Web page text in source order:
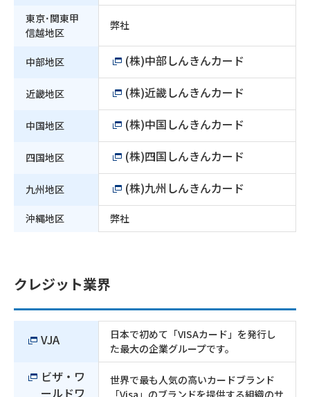
東京･関東甲
信越地区
弊社
中部地区 (株)中部しんきんカード
近畿地区 (株)近畿しんきんカード
中国地区 (株)中国しんきんカード
四国地区 (株)四国しんきんカード
九州地区 (株)九州しんきんカード
沖縄地区 弊社
クレジット業界
VJA
日本で初めて「VISAカード」を発行し
た最大の企業グループです。
ビザ・ワ
ールドワ
世界で最も人気の高いカードブランド
「Visa」のブランドを提供する組織のサ